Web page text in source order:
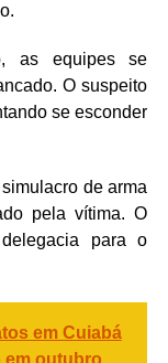
as equipes se
O suspeito
se esconder
de arma
pela vítima. O
para o
em Cuiabá